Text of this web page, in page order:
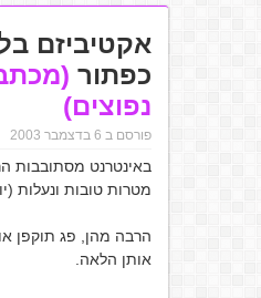
אקטיביזם
כפתור
נפוצים)
פורסם ב 6 בדצמבר 2003
באינטרנט מסתובבות
מטרות טובות ונעלות
הרבה מהן, פג תוקפן
אותן הלאה.